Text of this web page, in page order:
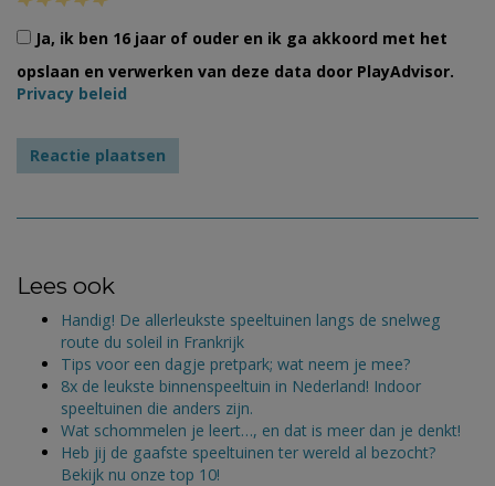
Ja, ik ben 16 jaar of ouder en ik ga akkoord met het
opslaan en verwerken van deze data door PlayAdvisor.
Privacy beleid
Lees ook
Handig! De allerleukste speeltuinen langs de snelweg
route du soleil in Frankrijk
Tips voor een dagje pretpark; wat neem je mee?
8x de leukste binnenspeeltuin in Nederland! Indoor
speeltuinen die anders zijn.
Wat schommelen je leert…, en dat is meer dan je denkt!
Heb jij de gaafste speeltuinen ter wereld al bezocht?
Bekijk nu onze top 10!